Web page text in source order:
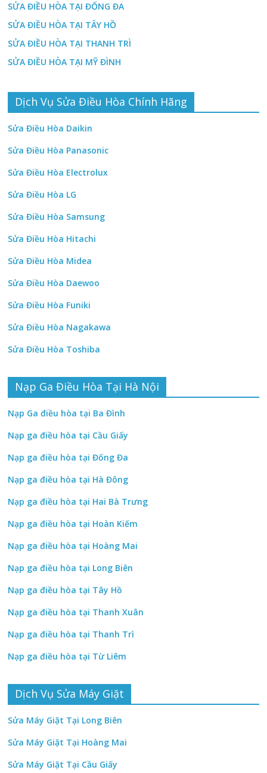
SỬA ĐIỀU HÒA TẠI ĐỐNG ĐA
SỬA ĐIỀU HÒA TẠI TÂY HỒ
SỬA ĐIỀU HÒA TẠI THANH TRÌ
SỬA ĐIỀU HÒA TẠI MỸ ĐÌNH
Dịch Vụ Sửa Điều Hòa Chính Hãng
Sửa Điều Hòa Daikin
Sửa Điều Hòa Panasonic
Sửa Điều Hòa Electrolux
Sửa Điều Hòa LG
Sửa Điều Hòa Samsung
Sửa Điều Hòa Hitachi
Sửa Điều Hòa Midea
Sửa Điều Hòa Daewoo
Sửa Điều Hòa Funiki
Sửa Điều Hòa Nagakawa
Sửa Điều Hòa Toshiba
Nạp Ga Điều Hòa Tại Hà Nội
Nạp Ga điều hòa tại Ba Đình
Nạp ga điều hòa tại Cầu Giấy
Nạp ga điều hòa tại Đống Đa
Nạp ga điều hòa tại Hà Đông
Nạp ga điều hòa tại Hai Bà Trưng
Nạp ga điều hòa tại Hoàn Kiếm
Nạp ga điều hòa tại Hoàng Mai
Nạp ga điều hòa tại Long Biên
Nạp ga điều hòa tại Tây Hồ
Nạp ga điều hòa tại Thanh Xuân
Nạp ga điều hòa tại Thanh Trì
Nạp ga điều hòa tại Từ Liêm
Dịch Vụ Sửa Máy Giặt
Sửa Máy Giặt Tại Long Biên
Sửa Máy Giặt Tại Hoàng Mai
Sửa Máy Giặt Tại Cầu Giấy